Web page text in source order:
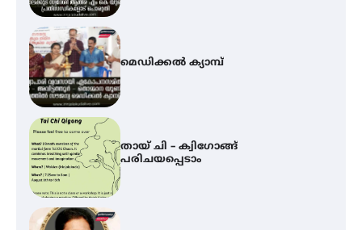
മെഡിക്കൽ ക്യാമ്പ്
തായ് ചി – ക്വിഗോങ്ങ്
പരിചയപ്പെടാം